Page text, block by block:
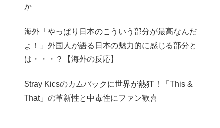
か
海外「やっぱり日本のこういう部分が最高なんだ
よ！」外国人が語る日本の魅力的に感じる部分と
は・・・？【海外の反応】
Stray Kidsのカムバックに世界が熱狂！「This &
That」の革新性と中毒性にファン歓喜